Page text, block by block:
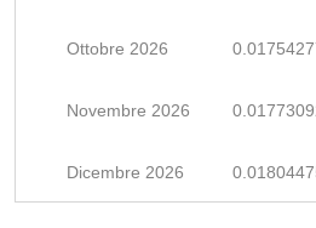
Ottobre 2026
Novembre 2026
Dicembre 2026